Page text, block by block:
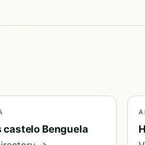
castelo Benguela